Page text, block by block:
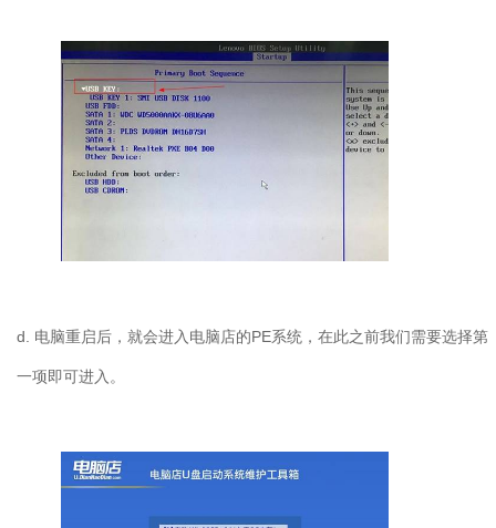
d. 电脑重启后，就会进入电脑店的PE系统，在此之前我们需要选择第
一项即可进入。